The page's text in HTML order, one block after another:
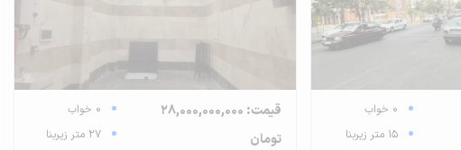
0 خواب
15 متر زیربنا
قیمت: 28,000,000,000
تومان
0 خواب
27 متر زیربنا